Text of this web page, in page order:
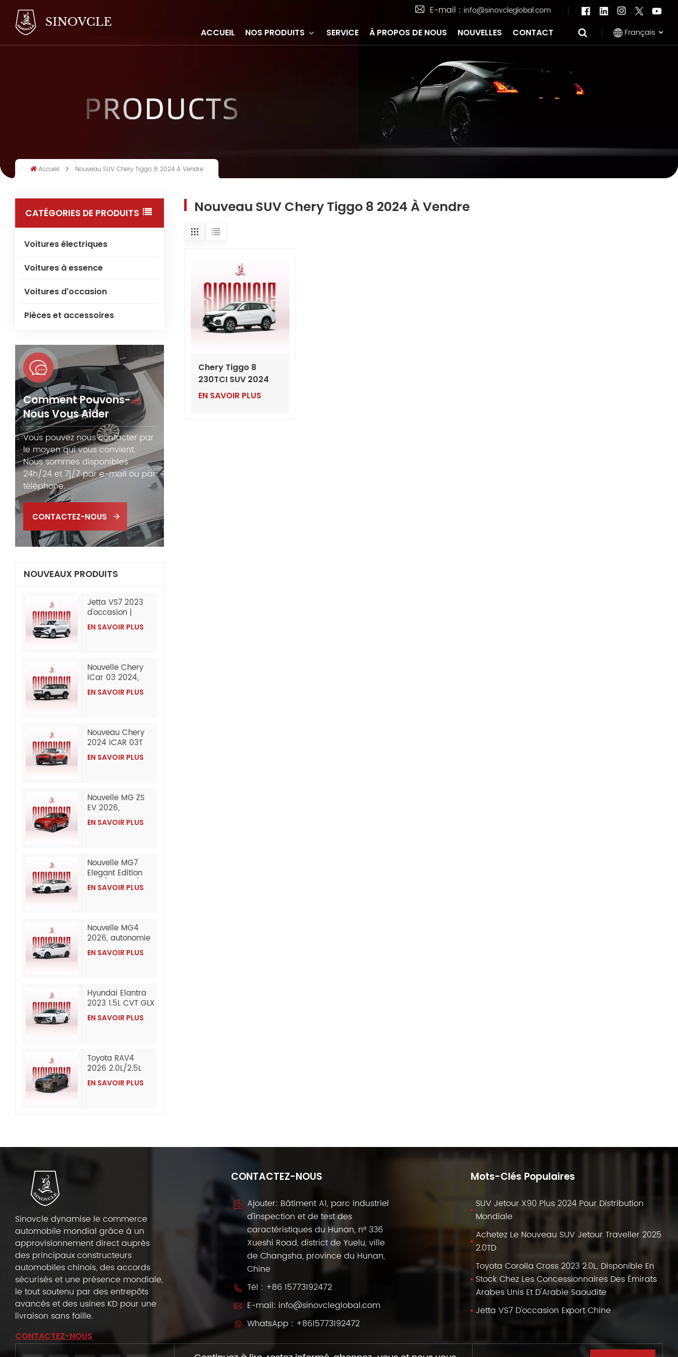
E-mail : info@sinovcleglobal.com
ACCUEIL
NOS PRODUITS SERVICE À PROPOS DE NOUS NOUVELLES CONTACT Français
العربية
中文
Accueil Nouveau SUV Chery Tiggo 8 2024 À Vendre
CATÉGORIES DE PRODUITS
Voitures électriques
Voitures à essence
Voitures d'occasion
Pièces et accessoires
Comment Pouvons-
Nous Vous Aider
Vous pouvez nous contacter par
le moyen qui vous convient.
Nous sommes disponibles
24h/24 et 7j/7 par e-mail ou par
téléphone.
CONTACTEZ-NOUS
NOUVEAUX PRODUITS
Jetta VS7 2023
d'occasion |
280TSI
automatique
Exportation de
Chine
EN SAVOIR PLUS
Nouvelle Chery
iCar 03 2024,
SUV électrique,
exportation en
EN SAVOIR PLUS
Nouveau Chery
2024 iCAR 03T
SUV électrique
grande
(exportation)
EN SAVOIR PLUS
Nouvelle MG ZS
EV 2026,
exportation en
gros depuis la
EN SAVOIR PLUS
Nouvelle MG7
Elegant Edition
1.5T (300DCT) |
Modèle
gros depuis la
Chine
EN SAVOIR PLUS
Nouvelle MG4
2026, autonomie
de 437 km
(CLTC), édition
électrique
abordable,
exportée en gros
depuis la Chine.
EN SAVOIR PLUS
Hyundai Elantra
2023 1.5L CVT GLX
Elite Edition
Essence
EN SAVOIR PLUS
Toyota RAV4
2026 2.0L/2.5L
AWD Luxury
Edition Essence
EN SAVOIR PLUS
Nouveau SUV Chery Tiggo 8 2024 À Vendre
Chery Tiggo 8
230TCI SUV 2024
avec moteur turbo
EN SAVOIR PLUS
Sinovcle dynamise le commerce
automobile mondial grâce à un
approvisionnement direct auprès
des principaux constructeurs
automobiles chinois, des accords
sécurisés et une présence mondiale,
le tout soutenu par des entrepôts
avancés et des usines KD pour une
livraison sans faille.
CONTACTEZ-NOUS
CONTACTEZ-NOUS
Ajouter: Bâtiment A1, parc industriel
d'inspection et de test des
caractéristiques du Hunan, n° 336
Xueshi Road, district de Yuelu, ville
de Changsha, province du Hunan,
Chine
Tél : +86 15773192472
E-mail: info@sinovcleglobal.com
WhatsApp : +8615773192472
Mots-Clés Populaires
SUV Jetour X90 Plus 2024 Pour Distribution
Mondiale
Achetez Le Nouveau SUV Jetour Traveller 2025
2.0TD
Toyota Corolla Cross 2023 2.0L, Disponible En
Stock Chez Les Concessionnaires Des Émirats
Arabes Unis Et D'Arabie Saoudite
Jetta VS7 D'occasion Export Chine